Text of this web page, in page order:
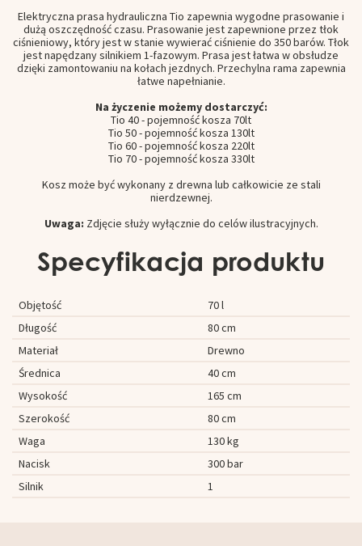
Elektryczna prasa hydrauliczna Tio zapewnia wygodne prasowanie i
dużą oszczędność czasu. Prasowanie jest zapewnione przez tłok
ciśnieniowy, który jest w stanie wywierać ciśnienie do 350 barów. Tłok
jest napędzany silnikiem 1-fazowym. Prasa jest łatwa w obsłudze
dzięki zamontowaniu na kołach jezdnych. Przechylna rama zapewnia
łatwe napełnianie.
Na życzenie możemy dostarczyć:
Tio 40 - pojemność kosza 70lt
Tio 50 - pojemność kosza 130lt
Tio 60 - pojemność kosza 220lt
Tio 70 - pojemność kosza 330lt
Kosz może być wykonany z drewna lub całkowicie ze stali
nierdzewnej.
Uwaga: Zdjęcie służy wyłącznie do celów ilustracyjnych.
Specyfikacja produktu
Objętość
70 l
Długość
80 cm
Materiał
Drewno
Średnica
40 cm
Wysokość
165 cm
Szerokość
80 cm
Waga
130 kg
Nacisk
300 bar
Silnik
1